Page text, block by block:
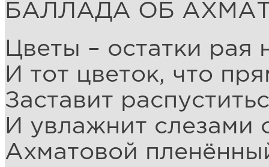
БАЛЛАДА ОБ
Цветы – остатки рая
И тот цветок, что
Заставит
И увлажнит слезами
Ахматовой